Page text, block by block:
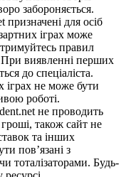
забороняється.
призначені для осіб
іграх може
правил
При виявленні перших
до спеціаліста.
іграх не може бути
роботі.
не проводить
гроші, також сайт не
та інших
пов’язані з
тоталізаторами. Будь-